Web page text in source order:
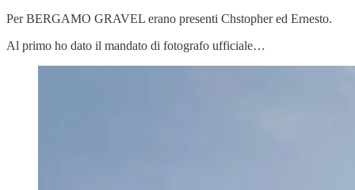
Per BERGAMO GRAVEL erano presenti Chstopher ed Ernesto.
Al primo ho dato il mandato di fotografo ufficiale…